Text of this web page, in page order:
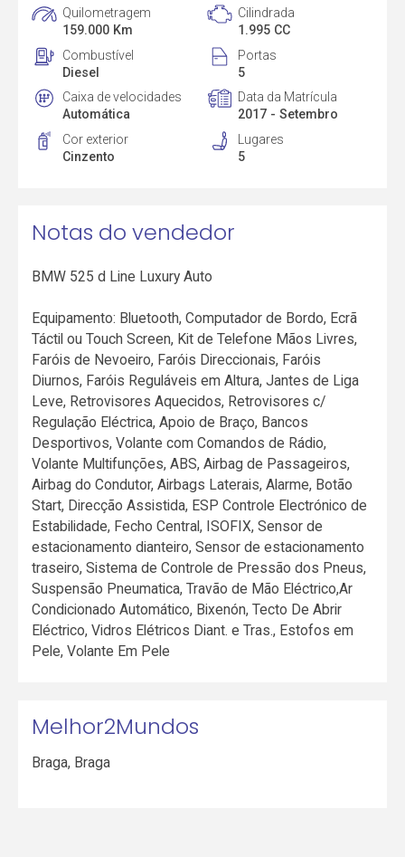
Quilometragem
159.000 Km
Cilindrada
1.995 CC
Combustível
Diesel
Portas
5
Caixa de velocidades
Automática
Data da Matrícula
2017 - Setembro
Cor exterior
Cinzento
Lugares
5
Notas do vendedor
BMW 525 d Line Luxury Auto
Equipamento: Bluetooth, Computador de Bordo, Ecrã
Táctil ou Touch Screen, Kit de Telefone Mãos Livres,
Faróis de Nevoeiro, Faróis Direccionais, Faróis
Diurnos, Faróis Reguláveis em Altura, Jantes de Liga
Leve, Retrovisores Aquecidos, Retrovisores c/
Regulação Eléctrica, Apoio de Braço, Bancos
Desportivos, Volante com Comandos de Rádio,
Volante Multifunções, ABS, Airbag de Passageiros,
Airbag do Condutor, Airbags Laterais, Alarme, Botão
Start, Direcção Assistida, ESP Controle Electrónico de
Estabilidade, Fecho Central, ISOFIX, Sensor de
estacionamento dianteiro, Sensor de estacionamento
traseiro, Sistema de Controle de Pressão dos Pneus,
Suspensão Pneumatica, Travão de Mão Eléctrico,Ar
Condicionado Automático, Bixenón, Tecto De Abrir
Eléctrico, Vidros Elétricos Diant. e Tras., Estofos em
Pele, Volante Em Pele
Melhor2Mundos
Braga, Braga